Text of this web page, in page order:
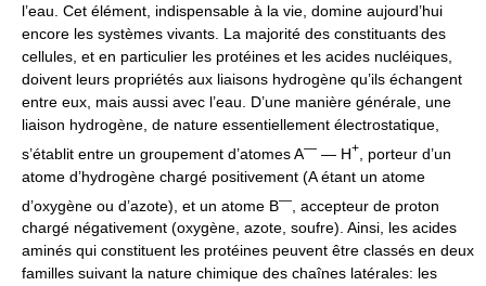
l’eau. Cet élément, indispensable à la vie, domine aujourd’hui
encore les systèmes vivants. La majorité des constituants des
cellules, et en particulier les protéines et les acides nucléiques,
doivent leurs propriétés aux liaisons hydrogène qu’ils échangent
entre eux, mais aussi avec l’eau. D’une manière générale, une
liaison hydrogène, de nature essentiellement électrostatique,
s’établit entre un groupement d’atomes A— — H+
, porteur d’un
atome d’hydrogène chargé positivement (A étant un atome
d’oxygène ou d’azote), et un atome B—
, accepteur de proton
chargé négativement (oxygène, azote, soufre). Ainsi, les acides
aminés qui constituent les protéines peuvent être classés en deux
familles suivant la nature chimique des chaînes latérales: les